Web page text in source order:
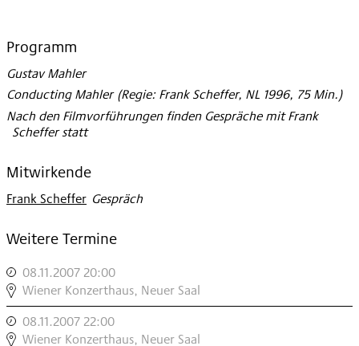
Programm
Gustav Mahler
Conducting Mahler (Regie: Frank Scheffer, NL 1996, 75 Min.)
Nach den Filmvorführungen finden Gespräche mit Frank
Scheffer statt
Mitwirkende
Frank Scheffer
: Gespräch
Weitere Termine
08.11.2007 20:00
FILMFESTIVAL:
RETROSPEKTIVE
FRANK
Wiener Konzerthaus, Neuer Saal
08.11.2007 22:00
FILMFESTIVAL:
Wiener Konzerthaus, Neuer Saal